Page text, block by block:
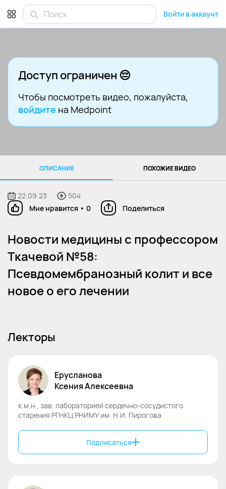
Войти в аккаунт
Доступ ограничен 😔
Чтобы посмотреть видео, пожалуйста,
войдите на Medpoint
ОПИСАНИЕ ПОХОЖИЕ ВИДЕО
22.09.23
504
Мне нравится • 0 Поделиться
Новости медицины с профессором
Ткачевой №58:
Псевдомембранозный колит и все
новое о его лечении
Лекторы
Ерусланова
КсенияАлексеевна
к.м.н., зав. лабораторией сердечно-сосудистого
старения РГНКЦ РНИМУ им. Н.И. Пирогова
Подписаться